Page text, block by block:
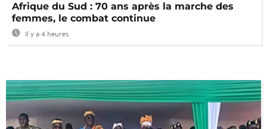
Afrique du Sud : 70 ans après la marche des
femmes, le combat continue
Il y a 4 heures